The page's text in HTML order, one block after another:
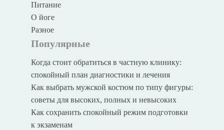
Питание
О йоге
Разное
Популярные
Когда стоит обратиться в частную клинику:
спокойный план диагностики и лечения
Как выбрать мужской костюм по типу фигуры:
советы для высоких, полных и невысоких
Как сохранить спокойный режим подготовки
к экзаменам